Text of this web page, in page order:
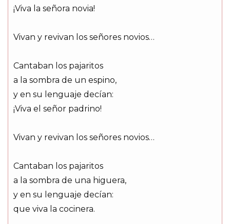
¡Viva la señora novia!
Vivan y revivan los señores novios…
Cantaban los pajaritos
a la sombra de un espino,
y en su lenguaje decían:
¡Viva el señor padrino!
Vivan y revivan los señores novios…
Cantaban los pajaritos
a la sombra de una higuera,
y en su lenguaje decían:
que viva la cocinera.